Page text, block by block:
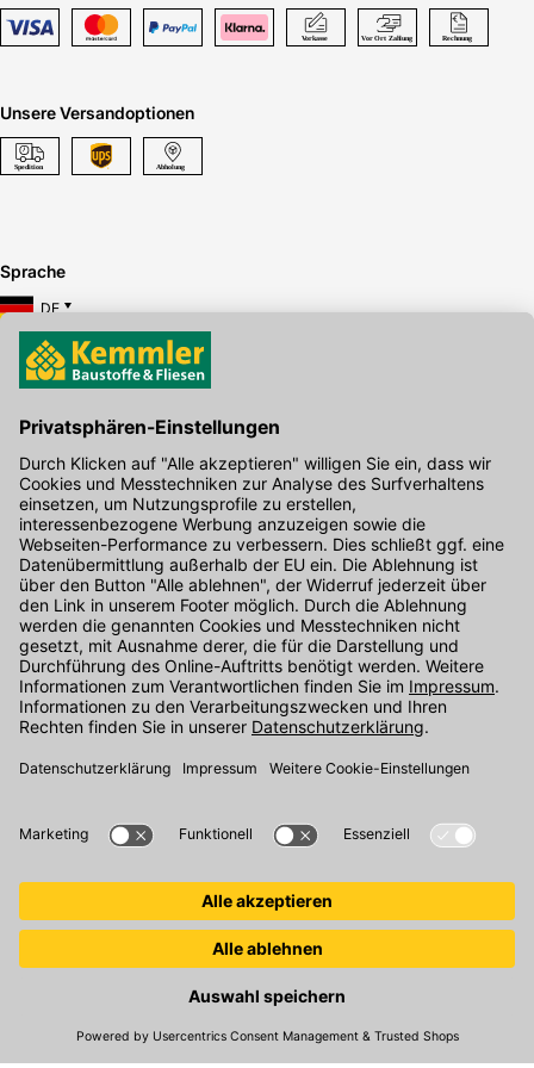
Unsere Versandoptionen
Sprache
DE
Hier gibt's die kostenlose App
Kontakt
Unser Onlineshop Team ist montags bis freitags von 08:00 - 17:00
Uhr unter der Telefonnummer07071 / 151-151für Sie erreichbar.
Alternativ können Sie unser Kontaktformular nutzen.
Den Kontakt direkt in unsere Niederlassungen finden Sie